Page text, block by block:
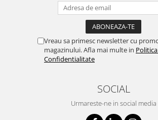
Vreau sa primesc newsletter cu
magazinului. Afla mai multe in
Confidentialitate
SOCIAL
Urmareste-ne in social media